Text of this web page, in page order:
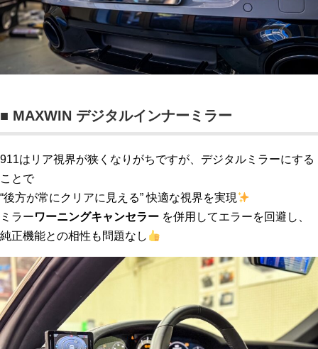
■ MAXWIN デジタルインナーミラー
911はリア視界が狭くなりがちですが、デジタルミラーにする
ことで
“後方が常にクリアに見える” 快適な視界を実現
ミラーワーニングキャンセラー を併用してエラーを回避し、
純正機能との相性も問題なし